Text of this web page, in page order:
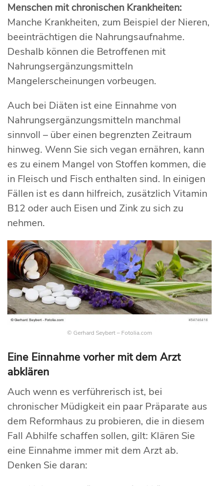
Menschen mit chronischen Krankheiten:
Manche Krankheiten, zum Beispiel der Nieren,
beeinträchtigen die Nahrungsaufnahme.
Deshalb können die Betroffenen mit
Nahrungsergänzungsmitteln
Mangelerscheinungen vorbeugen.
Auch bei Diäten ist eine Einnahme von
Nahrungsergänzungsmitteln manchmal
sinnvoll – über einen begrenzten Zeitraum
hinweg. Wenn Sie sich vegan ernähren, kann
es zu einem Mangel von Stoffen kommen, die
in Fleisch und Fisch enthalten sind. In einigen
Fällen ist es dann hilfreich, zusätzlich Vitamin
B12 oder auch Eisen und Zink zu sich zu
nehmen.
© Gerhard Seybert – Fotolia.com
Eine Einnahme vorher mit dem Arzt
abklären
Auch wenn es verführerisch ist, bei
chronischer Müdigkeit ein paar Präparate aus
dem Reformhaus zu probieren, die in diesem
Fall Abhilfe schaffen sollen, gilt: Klären Sie
eine Einnahme immer mit dem Arzt ab.
Denken Sie daran: